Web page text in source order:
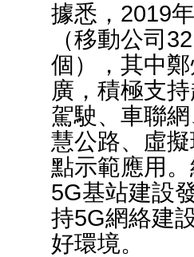
據悉，2019
（移動公司
個），其中
廣，積極支
駕駛、車聯
慧公路、虛
點示範應用
5G基站建設
持5G網絡建
好環境。